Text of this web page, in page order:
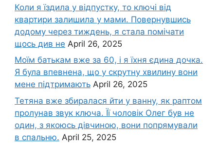
Коли я їздила у відпустку, то ключі від
квартири залишила у мами. Повернувшись
додому через тиждень, я стала помічати
щось див не April 26, 2025
Моїм батькам вже за 60, і я їхня єдина дочка.
Я була впевнена, що у скрутну хвилину вони
мене підтримають April 26, 2025
Тетяна вже збиралася йти у ванну, як раптом
пролунав звук ключа. Її чоловік Олег був не
один, з якоюсь дівчиною, вони попрямували
в спальню. April 25, 2025